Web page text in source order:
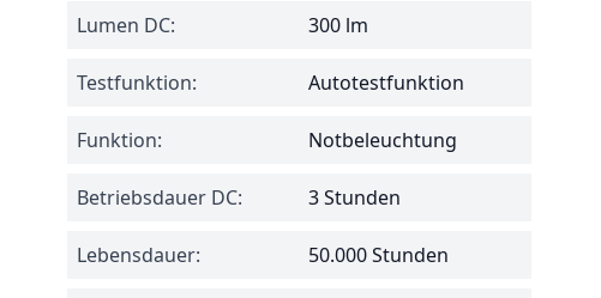
Lumen DC: 300 lm
Testfunktion: Autotestfunktion
Funktion: Notbeleuchtung
Betriebsdauer DC: 3 Stunden
Lebensdauer: 50.000 Stunden